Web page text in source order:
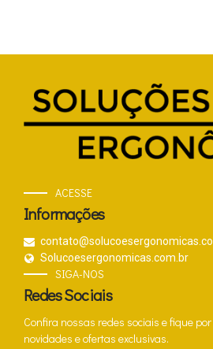
ACESSE
Informações
Solucoesergonomicas.com.br
SIGA-NOS
Redes Sociais
Confira nossas redes sociais e fique
novidades e ofertas exclusivas.